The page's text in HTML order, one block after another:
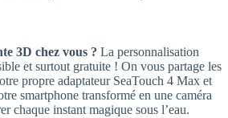
3D chez vous ? La personnalisation
et surtout gratuite ! On vous partage les
propre adaptateur SeaTouch 4 Max et
smartphone transformé en une caméra
chaque instant magique sous l’eau.